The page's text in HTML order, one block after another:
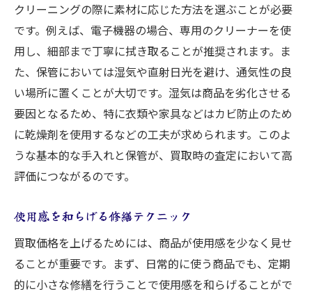
クリーニングの際に素材に応じた方法を選ぶことが必要
です。例えば、電子機器の場合、専用のクリーナーを使
用し、細部まで丁寧に拭き取ることが推奨されます。ま
た、保管においては湿気や直射日光を避け、通気性の良
い場所に置くことが大切です。湿気は商品を劣化させる
要因となるため、特に衣類や家具などはカビ防止のため
に乾燥剤を使用するなどの工夫が求められます。このよ
うな基本的な手入れと保管が、買取時の査定において高
評価につながるのです。
使用感を和らげる修繕テクニック
買取価格を上げるためには、商品が使用感を少なく見せ
ることが重要です。まず、日常的に使う商品でも、定期
的に小さな修繕を行うことで使用感を和らげることがで